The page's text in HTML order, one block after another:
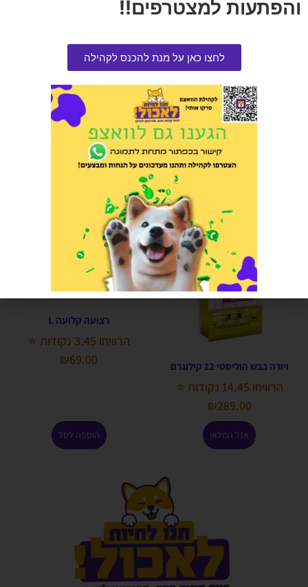
הרוויחו 8.25 נקודות ⭐
165.00
הוספה לסל
בקופסה
הרוויחו 0.25 נקודות ⭐
5.00
הוספה לסל
ויורה כבש הוליסטי 12 קילוגרם
הרוויחו 14.45 נקודות ⭐
₪289.00
אזל המלאי
רצועה קלועה L
הרוויחו 3.45 נקודות ⭐
₪69.00
הוספה לסל
והפתעות למצטרפים!!
לחצו כאן על מנת להכנס לקהילה